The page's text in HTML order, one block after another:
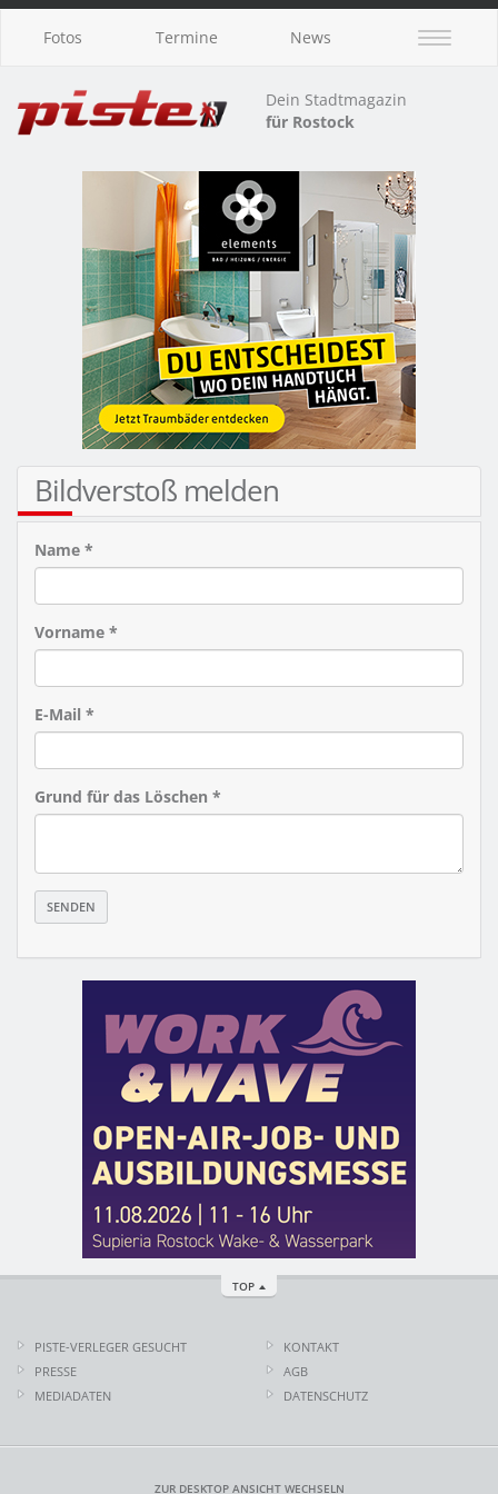
Fotos Termine News
Dein Stadtmagazin
für Rostock
Bildverstoß melden
Name *
Vorname *
E-Mail *
Grund für das Löschen *
TOP
PISTE-VERLEGER GESUCHT
PRESSE
MEDIADATEN
KONTAKT
AGB
DATENSCHUTZ
ZUR DESKTOP ANSICHT WECHSELN